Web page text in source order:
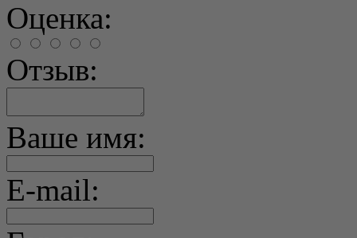
Оценка:
Отзыв:
Ваше имя:
E-mail: